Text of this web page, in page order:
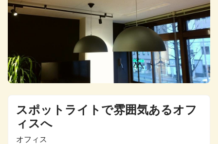
スポットライトで雰囲気あるオフ
ィスへ
オフィス